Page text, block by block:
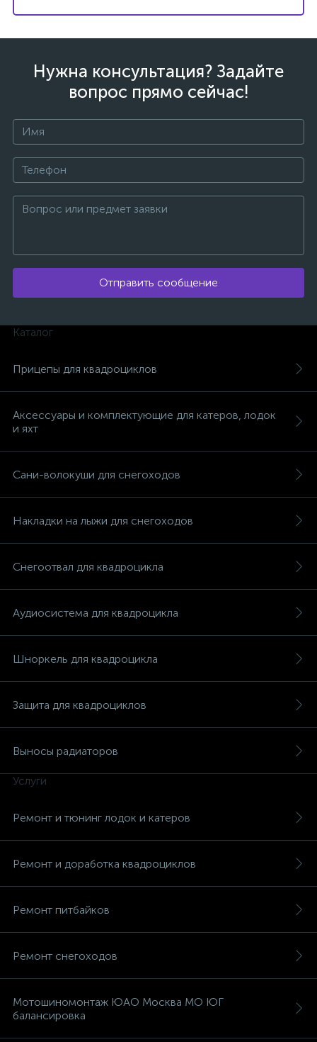
Нужна консультация? Задайте
вопрос прямо сейчас!
Отправить сообщение
Каталог
Прицепы для квадроциклов
Аксессуары и комплектующие для катеров, лодок
и яхт
Сани-волокуши для снегоходов
Накладки на лыжи для снегоходов
Снегоотвал для квадроцикла
Аудиосистема для квадроцикла
Шноркель для квадроцикла
Защита для квадроциклов
Выносы радиаторов
Услуги
Ремонт и тюнинг лодок и катеров
Ремонт и доработка квадроциклов
Ремонт питбайков
Ремонт снегоходов
Мотошиномонтаж ЮАО Москва МО ЮГ
балансировка